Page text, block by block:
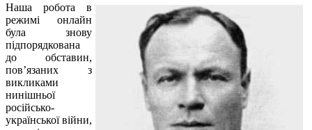
Наша робота в
режимі онлайн
була знову
підпорядкована
до обставин,
пов’язаних з
викликами
нинішньої
російсько-
української війни,